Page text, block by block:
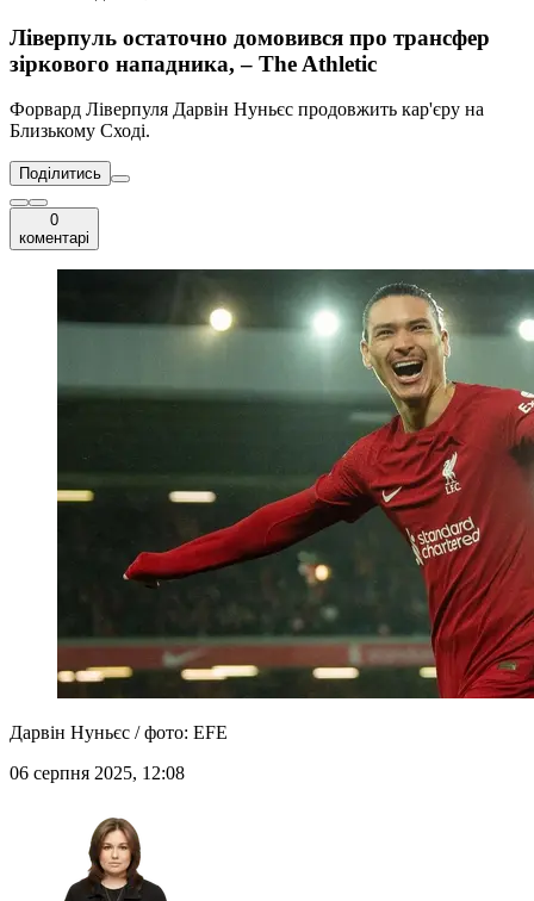
Ліверпуль остаточно домовився про трансфер
зіркового нападника, – The Athletic
Форвард Ліверпуля Дарвін Нуньєс продовжить кар'єру на
Близькому Сході.
Поділитись
0
коментарі
Дарвін Нуньєс / фото: EFE
06 серпня 2025, 12:08